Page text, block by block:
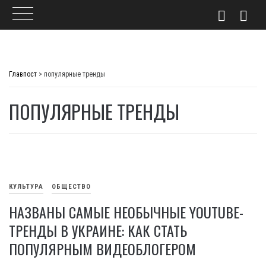
Главпост > популярные тренды
ПОПУЛЯРНЫЕ ТРЕНДЫ
КУЛЬТУРА ОБЩЕСТВО
НАЗВАНЫ САМЫЕ НЕОБЫЧНЫЕ YOUTUBE-
ТРЕНДЫ В УКРАИНЕ: КАК СТАТЬ
ПОПУЛЯРНЫМ ВИДЕОБЛОГЕРОМ